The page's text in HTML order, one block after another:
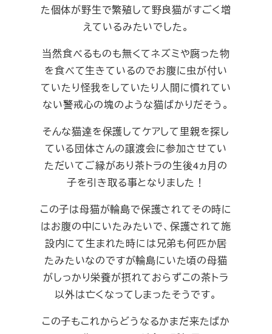
た個体が野生で繁殖して野良猫がすごく増
えているみたいでした。
当然食べるものも無くてネズミや腐った物
を食べて生きているのでお腹に虫が付い
ていたり怪我をしていたり人間に慣れてい
ない警戒心の塊のような猫ばかりだそう。
そんな猫達を保護してケアして里親を探し
ている団体さんの譲渡会に参加させてい
ただいてご縁があり茶トラの生後4ヵ月の
子を引き取る事となりました！
この子は母猫が輪島で保護されてその時に
はお腹の中にいたみたいで、保護されて施
設内にて生まれた時には兄弟も何匹か居
たみたいなのですが輪島にいた頃の母猫
がしっかり栄養が摂れておらずこの茶トラ
以外は亡くなってしまったそうです。
この子もこれからどうなるかまだ来たばか